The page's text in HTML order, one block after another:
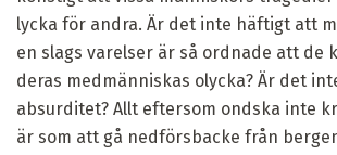
lycka för andra. Är det inte häftigt att
en slags varelser är så ordnade att de
deras medmänniskas olycka? Är det
absurditet? Allt eftersom ondska inte
är som att gå nedförsbacke från